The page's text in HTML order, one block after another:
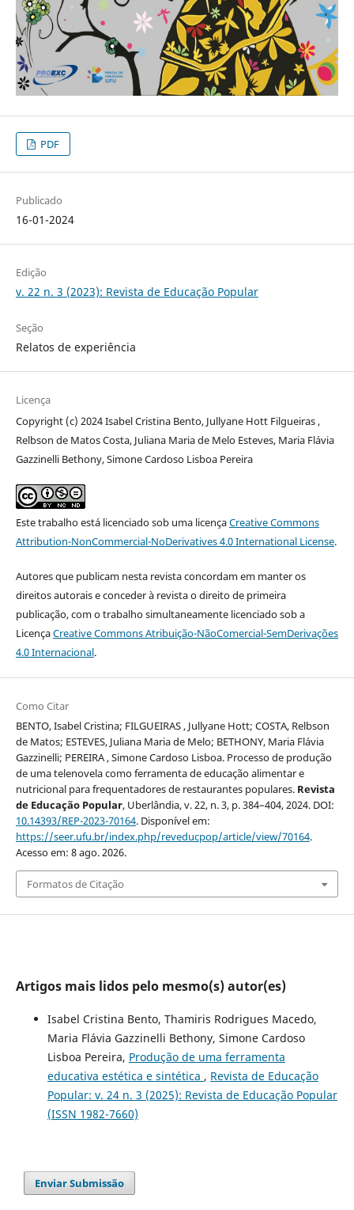
PDF
Publicado
16-01-2024
Edição
v. 22 n. 3 (2023): Revista de Educação Popular
Seção
Relatos de experiência
Licença
Copyright (c) 2024 Isabel Cristina Bento, Jullyane Hott Filgueiras ,
Relbson de Matos Costa, Juliana Maria de Melo Esteves, Maria Flávia
Gazzinelli Bethony, Simone Cardoso Lisboa Pereira
Este trabalho está licenciado sob uma licençaCreative Commons
Attribution-NonCommercial-NoDerivatives 4.0 International License.
Autores que publicam nesta revista concordam em manter os
direitos autorais e conceder à revista o direito de primeira
publicação, com o trabalho simultaneamente licenciado sob a
LicençaCreative Commons Atribuição-NãoComercial-SemDerivações
4.0 Internacional.
Como Citar
BENTO, Isabel Cristina; FILGUEIRAS , Jullyane Hott; COSTA, Relbson
de Matos; ESTEVES, Juliana Maria de Melo; BETHONY, Maria Flávia
Gazzinelli; PEREIRA , Simone Cardoso Lisboa. Processo de produção
de uma telenovela como ferramenta de educação alimentar e
nutricional para frequentadores de restaurantes populares. Revista
de Educação Popular, Uberlândia, v. 22, n. 3, p. 384–404, 2024. DOI:
10.14393/REP-2023-70164. Disponível em:
https://seer.ufu.br/index.php/reveducpop/article/view/70164.
Acesso em: 8 ago. 2026.
Formatos de Citação
Artigos mais lidos pelo mesmo(s) autor(es)
Isabel Cristina Bento, Thamiris Rodrigues Macedo,
Maria Flávia Gazzinelli Bethony, Simone Cardoso
Lisboa Pereira, Produção de uma ferramenta
educativa estética e sintética , Revista de Educação
Popular: v. 24 n. 3 (2025): Revista de Educação Popular
(ISSN 1982-7660)
Enviar Submissão